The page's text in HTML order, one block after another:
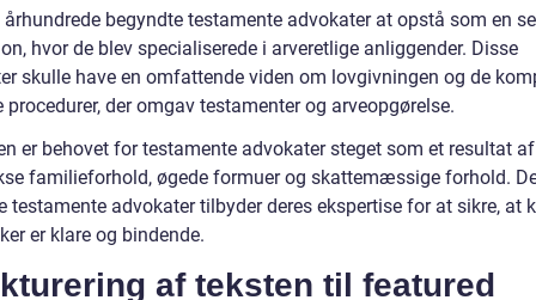
århundrede begyndte testamente advokater at opstå som en
hvor de blev specialiserede i arveretlige anliggender. Disse
skulle have en omfattende viden om lovgivningen og de
procedurer, der omgav testamenter og arveopgørelse.
er behovet for testamente advokater steget som et resultat
familieforhold, øgede formuer og skattemæssige forhold.
testamente advokater tilbyder deres ekspertise for at sikre, at
er klare og bindende.
af teksten til featured